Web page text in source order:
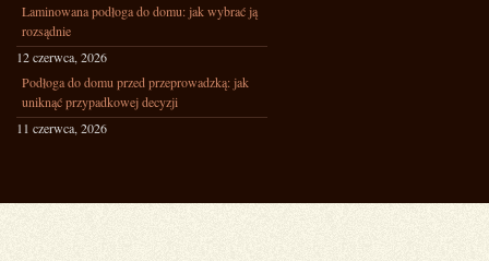
Laminowana podłoga do domu: jak wybrać ją
rozsądnie
12 czerwca, 2026
Podłoga do domu przed przeprowadzką: jak
uniknąć przypadkowej decyzji
11 czerwca, 2026